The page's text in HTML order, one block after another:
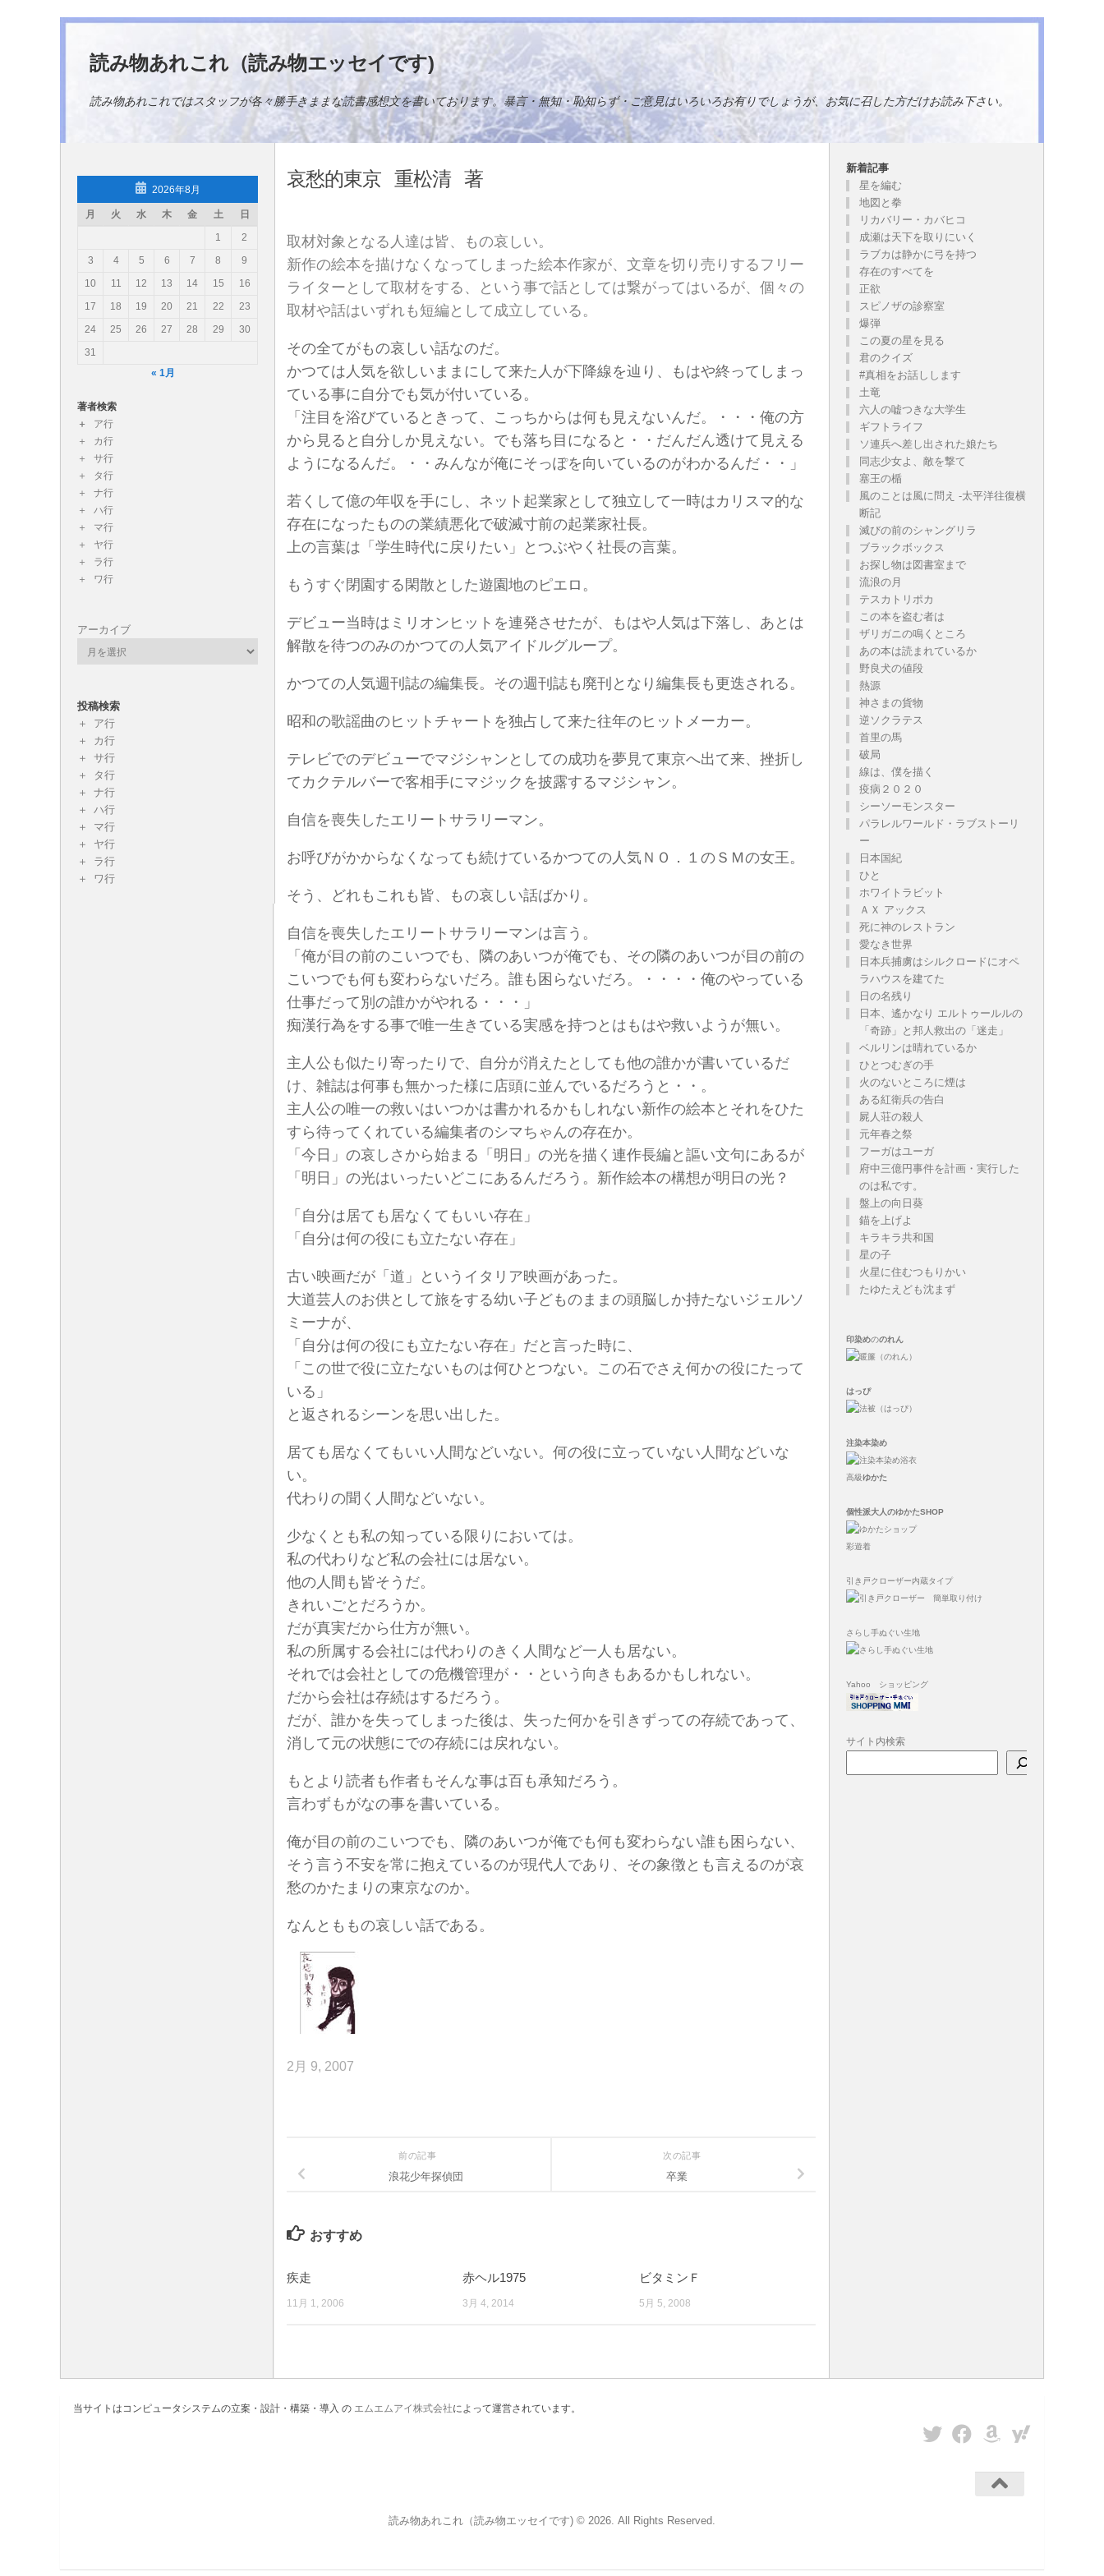
コンテンツへスキップ
読み物あれこれ（読み物エッセイです)
読み物あれこれではスタッフが各々勝手きままな読書感想文を書いております。暴言・無知・恥知らず・ご意見はいろいろお有りでしょうが、お気に召した方だけお読み下さい。
哀愁的東京 重松清 著
取材対象となる人達は皆、もの哀しい。
新作の絵本を描けなくなってしまった絵本作家が、文章を切り売りするフリー
ライターとして取材をする、という事で話としては繋がってはいるが、個々の
取材や話はいずれも短編として成立している。
その全てがもの哀しい話なのだ。
かつては人気を欲しいままにして来た人が下降線を辿り、もはや終ってしまっ
ている事に自分でも気が付いている。
「注目を浴びているときって、こっちからは何も見えないんだ。・・・俺の方
から見ると自分しか見えない。でも落ち目になると・・だんだん透けて見える
ようになるんだ。・・みんなが俺にそっぽを向いているのがわかるんだ・・」
若くして億の年収を手にし、ネット起業家として独立して一時はカリスマ的な
存在になったものの業績悪化で破滅寸前の起業家社長。
上の言葉は「学生時代に戻りたい」とつぶやく社長の言葉。
もうすぐ閉園する閑散とした遊園地のピエロ。
デビュー当時はミリオンヒットを連発させたが、もはや人気は下落し、あとは
解散を待つのみのかつての人気アイドルグループ。
かつての人気週刊誌の編集長。その週刊誌も廃刊となり編集長も更迭される。
昭和の歌謡曲のヒットチャートを独占して来た往年のヒットメーカー。
テレビでのデビューでマジシャンとしての成功を夢見て東京へ出て来、挫折し
てカクテルバーで客相手にマジックを披露するマジシャン。
自信を喪失したエリートサラリーマン。
お呼びがかからなくなっても続けているかつての人気ＮＯ．１のＳＭの女王。
そう、どれもこれも皆、もの哀しい話ばかり。
自信を喪失したエリートサラリーマンは言う。
「俺が目の前のこいつでも、隣のあいつが俺でも、その隣のあいつが目の前の
こいつでも何も変わらないだろ。誰も困らないだろ。・・・・俺のやっている
仕事だって別の誰かがやれる・・・」
痴漢行為をする事で唯一生きている実感を持つとはもはや救いようが無い。
主人公も似たり寄ったりで、自分が消えたとしても他の誰かが書いているだ
け、雑誌は何事も無かった様に店頭に並んでいるだろうと・・。
主人公の唯一の救いはいつかは書かれるかもしれない新作の絵本とそれをひた
すら待ってくれている編集者のシマちゃんの存在か。
「今日」の哀しさから始まる「明日」の光を描く連作長編と謳い文句にあるが
「明日」の光はいったいどこにあるんだろう。新作絵本の構想が明日の光？
「自分は居ても居なくてもいい存在」
「自分は何の役にも立たない存在」
古い映画だが「道」というイタリア映画があった。
大道芸人のお供として旅をする幼い子どものままの頭脳しか持たないジェルソ
ミーナが、
「自分は何の役にも立たない存在」だと言った時に、
「この世で役に立たないものは何ひとつない。この石でさえ何かの役にたって
いる」
と返されるシーンを思い出した。
居ても居なくてもいい人間などいない。何の役に立っていない人間などいな
い。
代わりの聞く人間などいない。
少なくとも私の知っている限りにおいては。
私の代わりなど私の会社には居ない。
他の人間も皆そうだ。
きれいごとだろうか。
だが真実だから仕方が無い。
私の所属する会社には代わりのきく人間など一人も居ない。
それでは会社としての危機管理が・・という向きもあるかもしれない。
だから会社は存続はするだろう。
だが、誰かを失ってしまった後は、失った何かを引きずっての存続であって、
消して元の状態にでの存続には戻れない。
もとより読者も作者もそんな事は百も承知だろう。
言わずもがなの事を書いている。
俺が目の前のこいつでも、隣のあいつが俺でも何も変わらない誰も困らない、
そう言う不安を常に抱えているのが現代人であり、その象徴とも言えるのが哀
愁のかたまりの東京なのか。
なんとももの哀しい話である。
2月 9, 2007
次の記事
卒業
前の記事
浪花少年探偵団
おすすめ
疾走
11月 1, 2006
赤ヘル1975
3月 4, 2014
ビタミンＦ
5月 5, 2008
2026年8月
月 火 水 木 金 土
日
1
2
3
4 5 6 7 8
9
10
11 12 13 14 15
16
17
18 19 20 21 22
23
24
25 26 27 28 29
30
31
« 1月
著者検索
ア行
カ行
サ行
タ行
ナ行
ハ行
マ行
ヤ行
ラ行
ワ行
アーカイブ
投稿検索
ア行
カ行
サ行
タ行
ナ行
ハ行
マ行
ヤ行
ラ行
ワ行
新着記事
星を編む
地図と拳
リカバリー・カバヒコ
成瀬は天下を取りにいく
ラブカは静かに弓を持つ
存在のすべてを
正欲
スピノザの診察室
爆弾
この夏の星を見る
君のクイズ
#真相をお話しします
土竜
六人の嘘つきな大学生
ギフトライフ
ソ連兵へ差し出された娘たち
同志少女よ、敵を撃て
塞王の楯
風のことは風に問え -太平洋往復横
断記
滅びの前のシャングリラ
ブラックボックス
お探し物は図書室まで
流浪の月
テスカトリポカ
この本を盗む者は
ザリガニの鳴くところ
あの本は読まれているか
野良犬の値段
熱源
神さまの貨物
逆ソクラテス
首里の馬
破局
線は、僕を描く
疫病２０２０
シーソーモンスター
パラレルワールド・ラブストーリ
ー
日本国紀
ひと
ホワイトラビット
ＡＸ アックス
死に神のレストラン
愛なき世界
日本兵捕虜はシルクロードにオペ
ラハウスを建てた
日の名残り
日本、遙かなり エルトゥールルの
「奇跡」と邦人救出の「迷走」
ベルリンは晴れているか
ひとつむぎの手
火のないところに煙は
ある紅衛兵の告白
屍人荘の殺人
元年春之祭
フーガはユーガ
府中三億円事件を計画・実行した
のは私です。
盤上の向日葵
錨を上げよ
キラキラ共和国
星の子
火星に住むつもりかい
たゆたえども沈まず
印染めののれん
はっぴ
注染本染め
高級ゆかた
個性派大人のゆかたSHOP
彩遊着
引き戸クローザー内蔵タイプ
さらし手ぬぐい生地
Yahoo ショッピング
サイト内検索
当サイトはコンピュータシステムの立案・設計・構築・導入 の エムエムアイ株式会社によって運営されています。
読み物あれこれ（読み物エッセイです) © 2026. All Rights Reserved.